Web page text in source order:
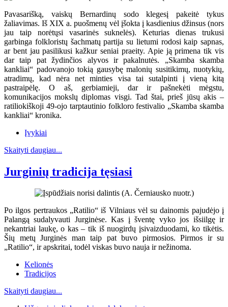
Pavasarišką, vaiskų Bernardinų sodo klegesį pakeitė tykus
žaliavimas. Iš XIX a. puošmenų vėl įšokta į kasdienius džinsus (nors
jau taip norėtųsi vasarinės suknelės). Keturias dienas trukusi
garbinga folkloristų šachmatų partija su lietumi rodosi kaip sapnas,
ar bent jau pasilikusi kažkur seniai praeity. Apie ją primena tik vis
dar taip pat žydinčios alyvos ir pakalnutės. „Skamba skamba
kankliai“ padovanojo tokią gausybę malonių susitikimų, nuotykių,
atradimų, kad nėra net minties visa tai sutalpinti į vieną kitą
pastraipėlę. O aš, gerbiamieji, dar ir pašnekėti mėgstu,
komunikacijos mokslų diplomas visgi. Tad štai, prieš jūsų akis –
ratiliokiškoji 49-ojo tarptautinio folkloro festivalio „Skamba skamba
kankliai“ kronika.
Įvykiai
Skaityti daugiau...
Jurginių tradicija tęsiasi
Po ilgos pertraukos „Ratilio“ iš Vilniaus vėl su dainomis pajudėjo į
Palangą sudalyvauti Jurginėse. Kas į šventę vyko jos išsiilgę ir
nekantriai laukę, o kas – tik iš nuogirdų įsivaizduodami, ko tikėtis.
Šių metų Jurginės man taip pat buvo pirmosios. Pirmos ir su
„Ratilio“, ir apskritai, todėl viskas buvo nauja ir nežinoma.
Kelionės
Tradicijos
Skaityti daugiau...